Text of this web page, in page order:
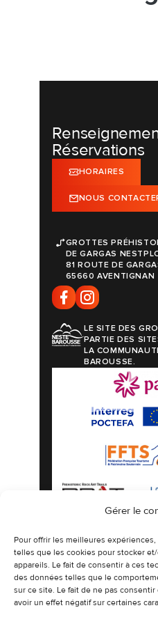
Gérer le
Pour offrir les meilleures
telles que les cookies pour stocker
appareils. Le fait de consentir à ces
des données telles que le
sur ce site. Le fait de ne pas
avoir un effet négatif sur certaines
Réservations
HORAIRES
NOUS
GROTTES
DE GARGAS
81 ROUTE DE
65660 AVENTIGNAN
LE SITE DES
PARTIE DES
LA
BAROUSSE.
Mentions légales
Politique de
©2026 Les Grottes
espaces naturels
dessins
Design &